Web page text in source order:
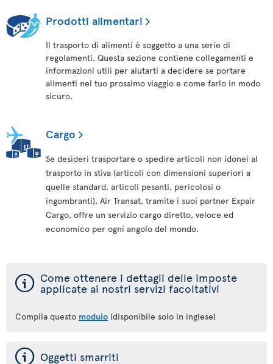
Prodotti alimentari
Il trasporto di alimenti è soggetto a una serie di
regolamenti. Questa sezione contiene collegamenti e
informazioni utili per aiutarti a decidere se portare
alimenti nel tuo prossimo viaggio e come farlo in modo
sicuro.
Cargo
Se desideri trasportare o spedire articoli non idonei al
trasporto in stiva (articoli con dimensioni superiori a
quelle standard, articoli pesanti, pericolosi o
ingombranti), Air Transat, tramite i suoi partner Expair
Cargo, offre un servizio cargo diretto, veloce ed
economico per ogni angolo del mondo.
ý Come ottenere i dettagli delle imposte
applicate ai nostri servizi facoltativi
Compila questo modulo (disponibile solo in inglese)
ý Oggetti smarriti